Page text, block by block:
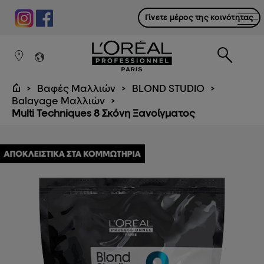
Γίνετε μέρος της κοινότητας
Βαφές Μαλλιών
BLOND STUDIO
Balayage Μαλλιών
Multi Techniques 8 Σκόνη Ξανοίγματος